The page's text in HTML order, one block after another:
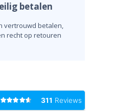
betalen
vertrouwd betalen,
recht op retouren